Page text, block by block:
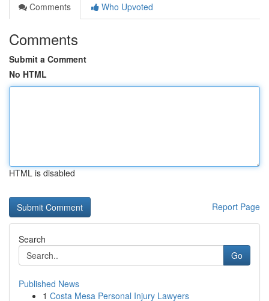
Comments
Who Upvoted
Comments
Submit a Comment
No HTML
HTML is disabled
Report Page
Search
Go
Published News
1 Costa Mesa Personal Injury Lawyers